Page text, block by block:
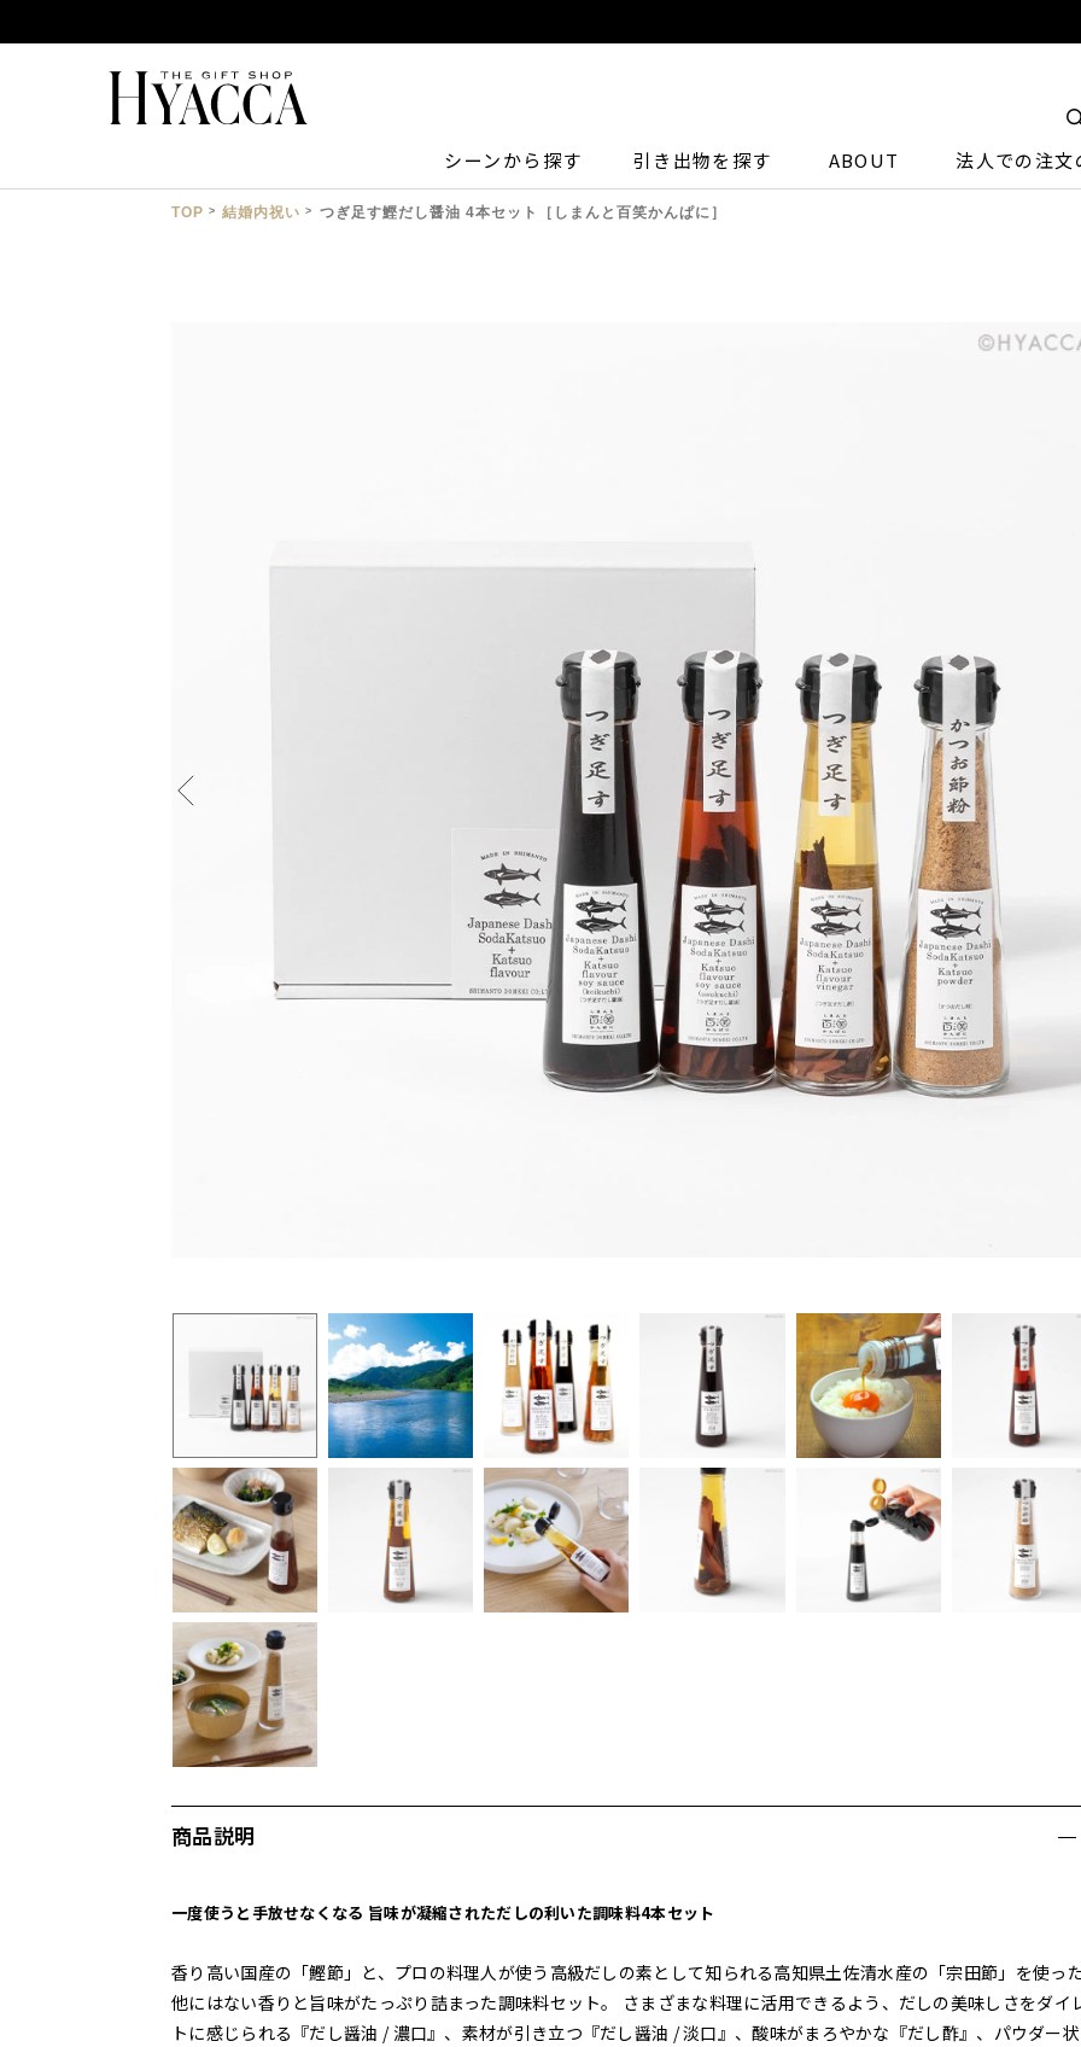
シーンから探す 引き出物を探す ABOUT 法人での注文
TOP 結婚内祝い つぎ足す鰹だし醤油 4本セット［しまんと百笑かんぱに］
商品説明
一度使うと手放せなくなる 旨味が凝縮されただしの利いた調味料4本セット
香り高い国産の「鰹節」と、プロの料理人が使う高級だしの素として知られる高知県土佐清水産の「宗田節」を使った
他にはない香りと旨味がたっぷり詰まった調味料セット。 さまざまな料理に活用できるよう、だしの美味しさをダイ
トに感じられる『だし醤油 / 濃口』、素材が引き立つ『だし醤油 / 淡口』、酸味がまろやかな『だし酢』、パウダー